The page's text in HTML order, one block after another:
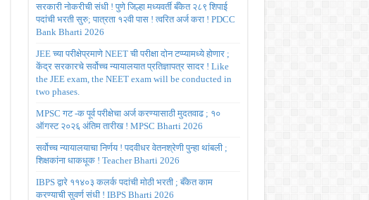
सरकारी नोकरीची संधी ! पुणे जिल्हा मध्यवर्ती बँकेत २८९ शिपाई
पदांची भरती सुरु; पात्रता १२वी पास ! त्वरित अर्ज करा ! PDCC
Bank Bharti 2026
JEE च्या परीक्षेप्रमाणे NEET ची परीक्षा दोन टप्प्यामध्ये होणार ;
केंद्र सरकारचे सर्वोच्च न्यायालयात प्रतिज्ञापत्र सादर ! Like
the JEE exam, the NEET exam will be conducted in
two phases.
MPSC गट -क पूर्व परीक्षेचा अर्ज करण्यासाठी मुदतवाढ ; १०
ऑगस्ट २०२६ अंतिम तारीख ! MPSC Bharti 2026
सर्वोच्च न्यायालयाचा निर्णय ! पदवीधर वेतनश्रेणी पुन्हा थांबली ;
शिक्षकांना धाकधूक ! Teacher Bharti 2026
IBPS द्वारे ११४०३ कलर्क पदांची मोठी भरती ; बँकेत काम
करण्याची सुवर्ण संधी ! IBPS Bharti 2026